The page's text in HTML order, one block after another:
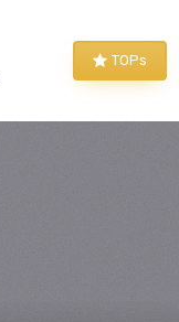
TOPs